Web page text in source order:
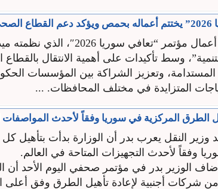
اختتمت في حمص أعمال مؤتمر “تعافي
‏وسط تأكيدات على أهمية الانتقال
المستدامة، وتعزيز الشراكة بين ‏المؤسسات
المتزايدة في مختلف المحافظات. ...
الطرق المركزية في سوريا وفقاً لأحدث المواصفات
وزير النقل يعرب بدر أن الوزارة بدأت بتأهيل
وفقاً لأحدث التجهيزات المتاحة في العالم.
الوزير بدر في مؤتمر صحفي اليوم الأحد أن
شركات أجنبية لإعادة تأهيل الطرق وفق أعلى